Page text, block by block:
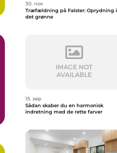
30. nov
Træfældning på Falster: Oprydning i
det grønne
15. sep
Sådan skaber du en harmonisk
indretning med de rette farver